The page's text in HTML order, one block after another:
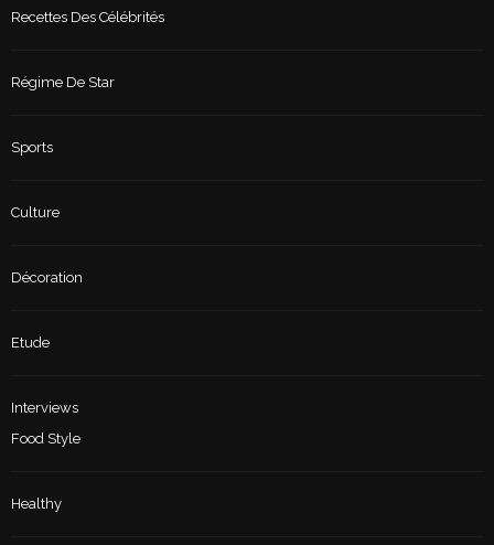
Recettes Des Célébrités
Régime De Star
Sports
Culture
Décoration
Etude
Interviews
Food Style
Healthy